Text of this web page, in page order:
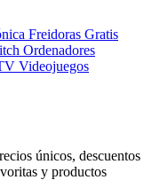
Freidoras Gratis
Ordenadores
Videojuegos
únicos, descuentos
y productos